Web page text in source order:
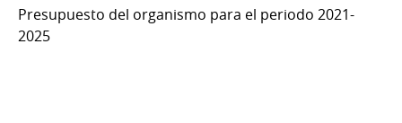
Presupuesto del organismo para el periodo 2021-
2025